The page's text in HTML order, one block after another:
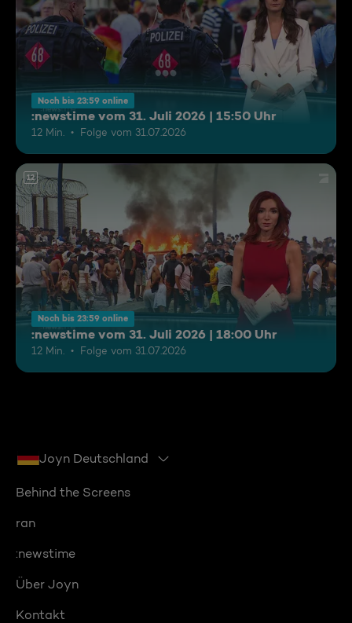
Noch bis 23:59 online
:newstime vom 31. Juli 2026 | 15:50 Uhr
12 Min. Folge vom 31.07.2026
12
Noch bis 23:59 online
:newstime vom 31. Juli 2026 | 18:00 Uhr
12 Min. Folge vom 31.07.2026
Joyn Deutschland
Behind the Screens
ran
:newstime
Über Joyn
Kontakt